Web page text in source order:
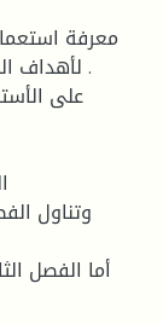
لأهداف
وتناول
أما الفصل